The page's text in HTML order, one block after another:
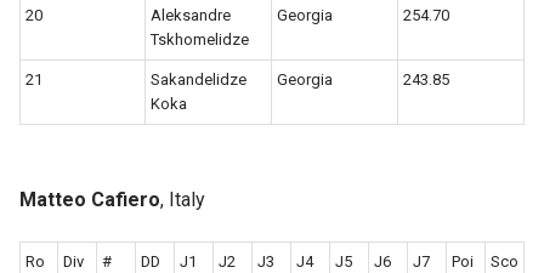
20
Aleksandre
Tskhomelidze
Georgia 254.70
21
Sakandelidze
Koka
Georgia 243.85
Matteo Cafiero, Italy
Ro
Div
# DD J1 J2 J3 J4 J5 J6 J7
Poi
Sco